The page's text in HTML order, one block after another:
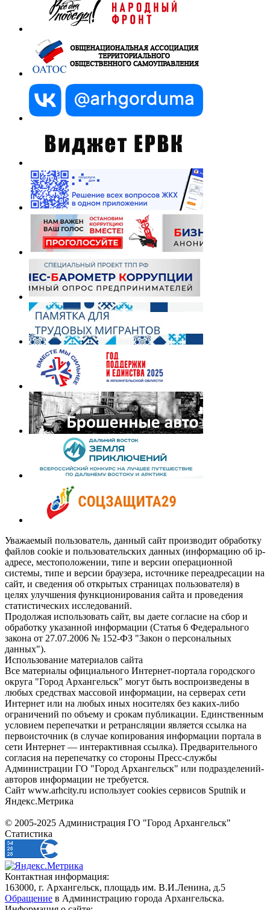
Уважаемый пользователь, данный сайт производит обработку
файлов cookie и пользовательских данных (информацию об ip-
адресе, местоположении, типе и версии операционной
системы, типе и версии браузера, источнике переадресации на
сайт, и сведения об открытых страницах пользователя) в
целях улучшения функционирования сайта и проведения
статистических исследований.
Продолжая использовать сайт, вы даете согласие на сбор и
обработку указанной информации (Статья 6 Федерального
закона от 27.07.2006 № 152-ФЗ "Закон о персональных
данных").
Использование материалов сайта
Все материалы официального Интернет-портала городского
округа "Город Архангельск" могут быть воспроизведены в
любых средствах массовой информации, на серверах сети
Интернет или на любых иных носителях без каких-либо
ограничений по объему и срокам публикации. Единственным
условием перепечатки и ретрансляции является ссылка на
первоисточник (в случае копирования информации портала в
сети Интернет — интерактивная ссылка). Предварительного
согласия на перепечатку со стороны Пресс-службы
Администрации ГО "Город Архангельск" или подразделений-
авторов информации не требуется.
Сайт www.arhcity.ru использует cookies сервисов Sputnik и
Яндекс.Метрика
© 2005-2025 Администрация ГО "Город Архангельск"
Статистика
Контактная информация:
163000, г. Архангельск, площадь им. В.И.Ленина, д.5
Обращение в Администрацию города Архангельска.